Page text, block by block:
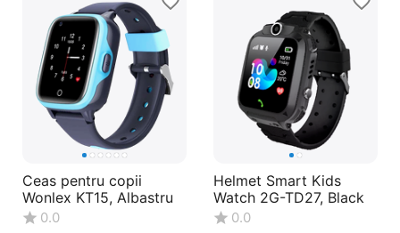
Ceas pentru copii
Wonlex KT15, Albastru
0.0
Helmet Smart Kids
Watch 2G-TD27, Black
0.0